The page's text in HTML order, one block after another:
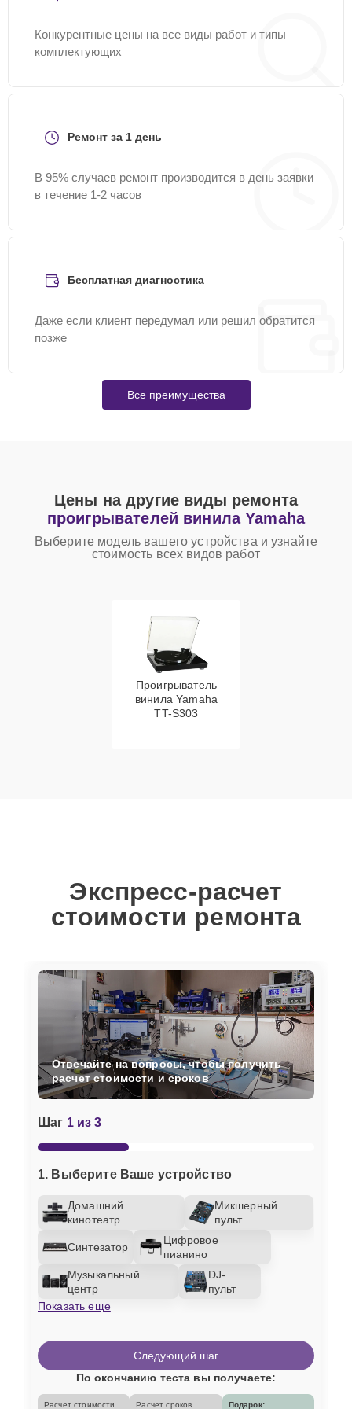
Конкурентные цены на все виды работ и типы
комплектующих
Ремонт за 1 день
В 95% случаев ремонт производится в день заявки
в течение 1-2 часов
Бесплатная диагностика
Даже если клиент передумал или решил обратится
позже
Все преимущества
Цены на другие виды ремонта
проигрывателей винила Yamaha
Выберите модель вашего устройства и узнайте
стоимость всех видов работ
Проигрыватель
винила Yamaha
TT-S303
Экспресс-расчет
стоимости ремонта
Шаг 1 из 3
1. Выберите Ваше устройство
Домашний
кинотеатр
Микшерный
пульт
Синтезатор
Цифровое
пианино
Музыкальный
центр
DJ-
пульт
Показать еще
Отвечайте на вопросы, чтобы получить
расчет стоимости и сроков
Следующий шаг
По окончанию теста вы получаете:
Расчет стоимости Расчет сроков Подарок: